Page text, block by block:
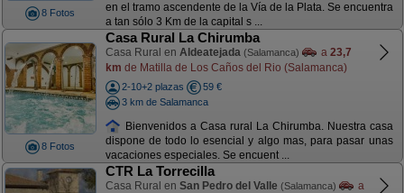
8 Fotos
en el tramo ascendente de la Vía de la Plata. Se encuentra
a tan sólo 3 Km de la capital s ...
8 Fotos
Casa Rural La Chirumba
Casa Rural en Aldeatejada (Salamanca) a 23,7
km de Matilla de Los Caños del Rio (Salamanca)
2-10+2 plazas
59 €
3 km de Salamanca
Bienvenidos a Casa rural La Chirumba. Nuestra casa
dispone de todo lo esencial y algo mas, para pasar unas
vacaciones especiales. Se encuent ...
CTR La Torrecilla
Casa Rural en San Pedro del Valle (Salamanca)
a